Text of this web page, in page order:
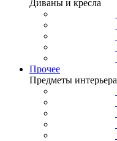
Диваны и кресла
Прочее
Предметы интерьера